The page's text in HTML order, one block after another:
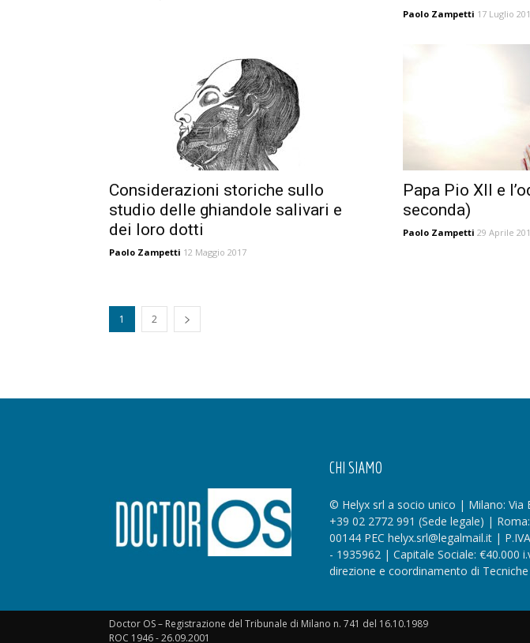
Paolo Zampetti 17 Luglio
Considerazioni storiche sullo
studio delle ghiandole salivari e
dei loro dotti
Paolo Zampetti 12 Maggio 2017
Papa Pio XII e
seconda)
Paolo Zampetti 29 Aprile
1 2
CHI SIAMO
© Helyx srl a socio unico | Milano: Via
+39 02 2772 991 (Sede legale) |
00144 PEC helyx.srl@legalmail.it |
- 1935962 | Capitale Sociale: €40.000
direzione e coordinamento di Tecniche
Doctor OS – Registrazione del Tribunale di Milano n. 741 del 16.10.1989
ROC 1946 - 26.09.2001